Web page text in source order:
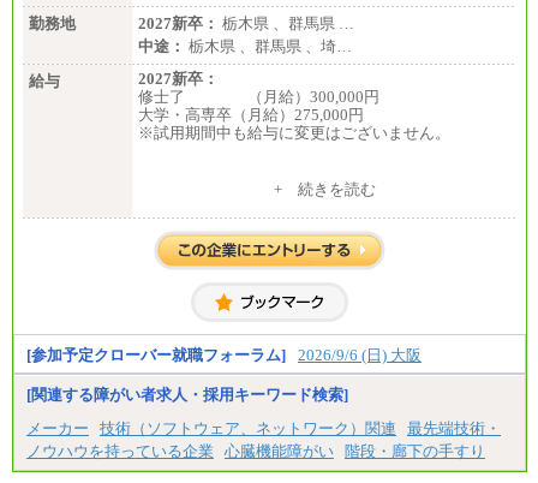
勤務地
2027新卒： 栃木県 、群馬県 …
中途： 栃木県 、群馬県 、埼…
給与
2027新卒：
修士了 （月給）300,000円
大学・高専卒（月給）275,000円
※試用期間中も給与に変更はございません。
大学・高専卒（月給）275,000円
※試用期間中も給与に変更はございません。
+ 続きを読む
[参加予定クローバー就職フォーラム] 2026/9/6 (日) 大阪
[関連する障がい者求人・採用キーワード検索]
メーカー
技術（ソフトウェア、ネットワーク）関連
最先端技術・
ノウハウを持っている企業
心臓機能障がい 階段・廊下の手すり